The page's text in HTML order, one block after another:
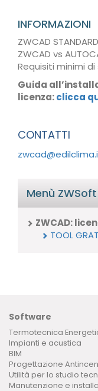
INFORMAZIONI
ZWCAD
ZWCAD vs
Requisiti minimi
Guida
licenza:clicca
CONTATTI
Menù ZWSoft
ZWCAD:
TOOL
Software
Termotecnica
Impianti e acustica
BIM
Progettazione
Utilità per lo studio
Manutenzione e